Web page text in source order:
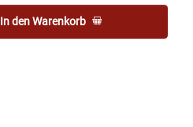
In den Warenkorb